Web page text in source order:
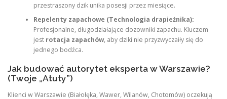
przestraszony dzik unika posesji przez miesiące.
Repelenty zapachowe (Technologia drapieżnika):
Profesjonalne, długodziałające dozowniki zapachu. Kluczem
jest rotacja zapachów, aby dziki nie przyzwyczaiły się do
jednego bodźca.
Jak budować autorytet eksperta w Warszawie?
(Twoje „Atuty”)
Klienci w Warszawie (Białołęka, Wawer, Wilanów, Chotomów) oczekują